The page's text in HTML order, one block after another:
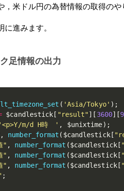
，米ドル円の為替情報の取得の
進みます。
足情報の出力
( 'Asia/Tokyo' ) ;
$candlestick[ "result"] [ 3600] [
'<p>Y/m/d H時　' , $unixtime) ;
, number_format ( $candlestick[
" , number_format ($candlestick[
" , number_format ($candlestick[
" , number_format ($candlestick[
;